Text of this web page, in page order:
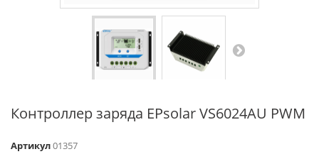
Контроллер заряда EPsolar VS6024AU PWM
Артикул01357